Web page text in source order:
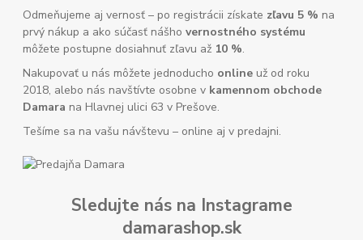
Odmeňujeme aj vernosť – po registrácii získate zľavu 5 % na
prvý nákup a ako súčasť nášhovernostného systému
môžete postupne dosiahnuť zľavu až 10 %.
Nakupovať u nás môžete jednoducho online už od roku
2018, alebo nás navštívte osobne v kamennom obchode
Damara na Hlavnej ulici 63 v Prešove.
Tešíme sa na vašu návštevu – online aj v predajni.
Sledujte nás na Instagrame
damarashop.sk